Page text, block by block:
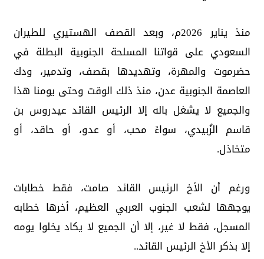
منذ يناير 2026م، وبعد القصف الهستيري للطيران
السعودي على قواتنا المسلحة الجنوبية البطلة في
حضرموت والمهرة، وتهديدها بقصف، وتدمير، ودك
العاصمة الجنوبية عدن، منذ ذلك الوقت وحتى يومنا هذا
والجميع لا يشغل باله إلا الرئيس القائد عيدروس بن
قاسم الزُبيدي، سواءً محب، أو عدو، أو حاقد، أو
متخاذل.
ورغم أن الأخ الرئيس القائد صامت، فقط خطابات
يوجهها لشعب الجنوب العربي العظيم، أخرها خطابه
المسجل، فقط لا غير، إلا أن الجميع لا يكاد يخلوا يومه
إلا بذكر الأخ الرئيس القائد..